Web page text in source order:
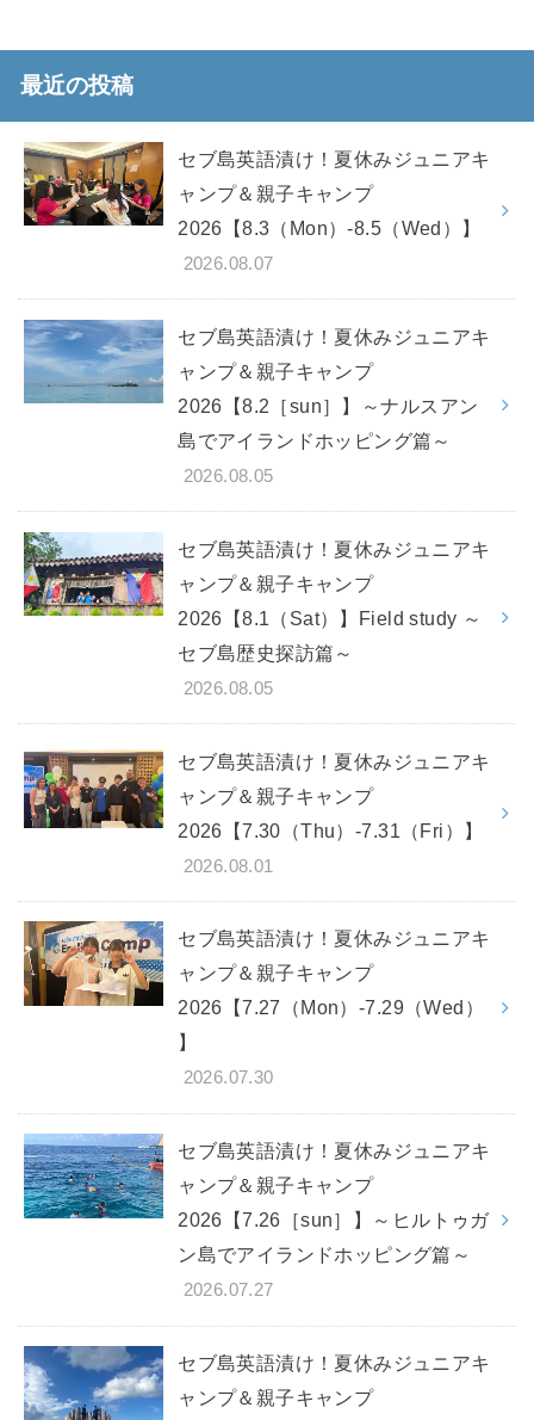
最近の投稿
セブ島英語漬け！夏休みジュニアキ
ャンプ＆親子キャンプ
2026【8.3（Mon）-8.5（Wed）】
2026.08.07
セブ島英語漬け！夏休みジュニアキ
ャンプ＆親子キャンプ
2026【8.2［sun］】～ナルスアン
島でアイランドホッピング篇～
2026.08.05
セブ島英語漬け！夏休みジュニアキ
ャンプ＆親子キャンプ
2026【8.1（Sat）】Field study ～
セブ島歴史探訪篇～
2026.08.05
セブ島英語漬け！夏休みジュニアキ
ャンプ＆親子キャンプ
2026【7.30（Thu）-7.31（Fri）】
2026.08.01
セブ島英語漬け！夏休みジュニアキ
ャンプ＆親子キャンプ
2026【7.27（Mon）-7.29（Wed）
】
2026.07.30
セブ島英語漬け！夏休みジュニアキ
ャンプ＆親子キャンプ
2026【7.26［sun］】～ヒルトゥガ
ン島でアイランドホッピング篇～
2026.07.27
セブ島英語漬け！夏休みジュニアキ
ャンプ＆親子キャンプ